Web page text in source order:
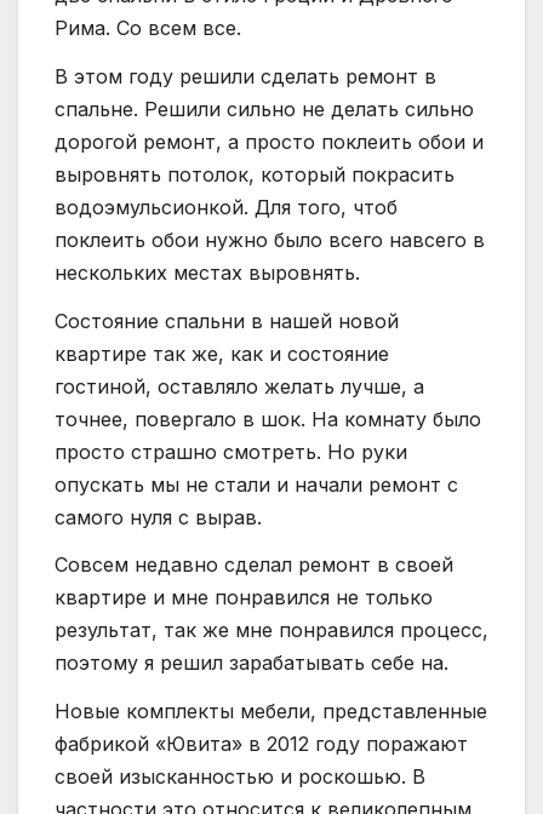
Рима. Со всем все.
В этом году решили сделать ремонт в
спальне. Решили сильно не делать сильно
дорогой ремонт, а просто поклеить обои и
выровнять потолок, который покрасить
водоэмульсионкой. Для того, чтоб
поклеить обои нужно было всего навсего в
нескольких местах выровнять.
Состояние спальни в нашей новой
квартире так же, как и состояние
гостиной, оставляло желать лучше, а
точнее, повергало в шок. На комнату было
просто страшно смотреть. Но руки
опускать мы не стали и начали ремонт с
самого нуля с вырав.
Совсем недавно сделал ремонт в своей
квартире и мне понравился не только
результат, так же мне понравился процесс,
поэтому я решил зарабатывать себе на.
Новые комплекты мебели, представленные
фабрикой «Ювита» в 2012 году поражают
своей изысканностью и роскошью. В